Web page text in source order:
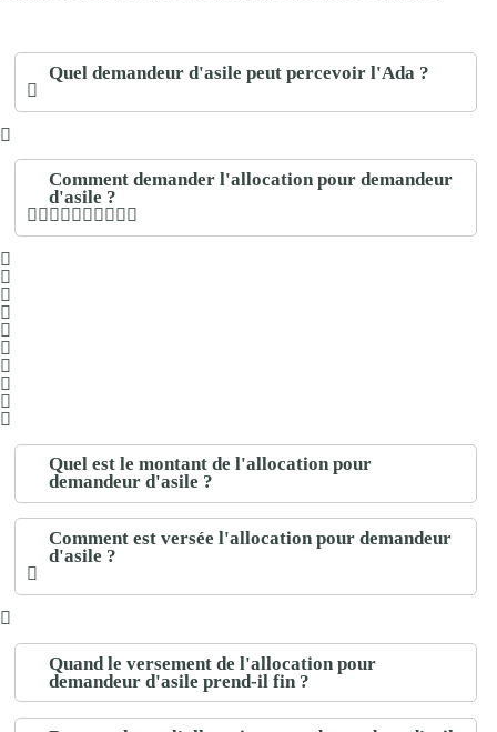
Quel demandeur d'asile peut percevoir l'Ada ?
Comment demander l'allocation pour demandeur
d'asile ?
Quel est le montant de l'allocation pour
demandeur d'asile ?
Comment est versée l'allocation pour demandeur
d'asile ?
Quand le versement de l'allocation pour
demandeur d'asile prend-il fin ?